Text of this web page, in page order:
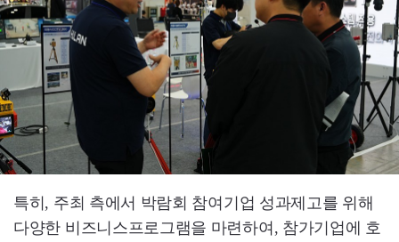
특히, 주최 측에서 박람회 참여기업 성과제고를 위해
다양한 비즈니스프로그램을 마련하여, 참가기업에 호